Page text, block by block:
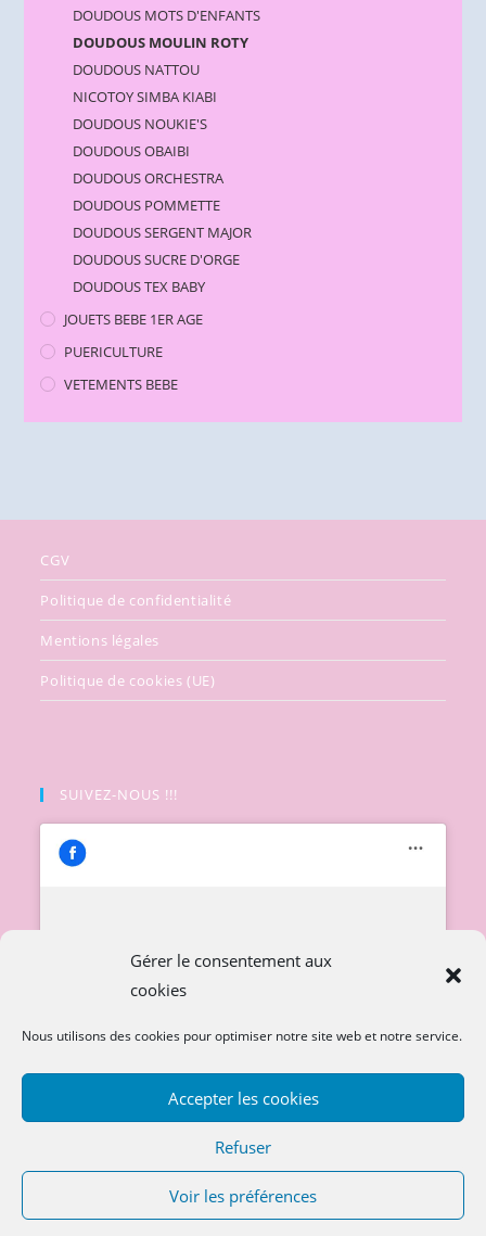
Gérer le consentement aux
cookies
Nous utilisons des cookies pour optimiser notre site web et notre service.
Accepter les cookies
Refuser
Voir les préférences
DOUDOUS MOTS D'ENFANTS
DOUDOUS MOULIN ROTY
DOUDOUS NATTOU
NICOTOY SIMBA KIABI
DOUDOUS NOUKIE'S
DOUDOUS OBAIBI
DOUDOUS ORCHESTRA
DOUDOUS POMMETTE
DOUDOUS SERGENT MAJOR
DOUDOUS SUCRE D'ORGE
DOUDOUS TEX BABY
JOUETS BEBE 1ER AGE
PUERICULTURE
VETEMENTS BEBE
CGV
Politique de confidentialité
Mentions légales
Politique de cookies (UE)
SUIVEZ-NOUS !!!
Cliquez pour accepter les cookies
marketing et activer ce contenu
Copyright 2026